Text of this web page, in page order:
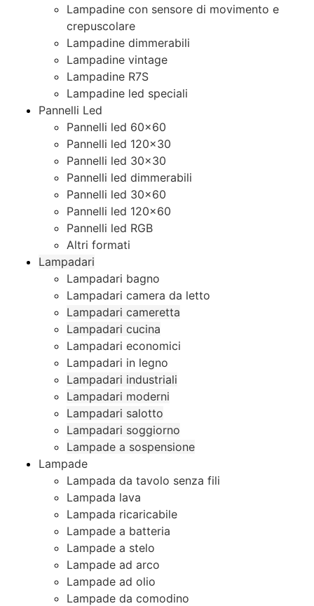
Lampadine con sensore di movimento e
crepuscolare
Lampadine dimmerabili
Lampadine vintage
Lampadine R7S
Lampadine led speciali
Pannelli Led
Pannelli led 60×60
Pannelli led 120×30
Pannelli led 30×30
Pannelli led dimmerabili
Pannelli led 30×60
Pannelli led 120×60
Pannelli led RGB
Altri formati
Lampadari
Lampadari bagno
Lampadari camera da letto
Lampadari cameretta
Lampadari cucina
Lampadari economici
Lampadari in legno
Lampadari industriali
Lampadari moderni
Lampadari salotto
Lampadari soggiorno
Lampade a sospensione
Lampade
Lampada da tavolo senza fili
Lampada lava
Lampada ricaricabile
Lampade a batteria
Lampade a stelo
Lampade ad arco
Lampade ad olio
Lampade da comodino